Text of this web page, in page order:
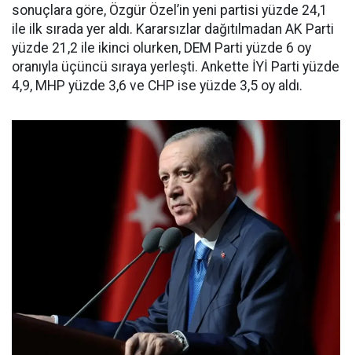
sonuçlara göre, Özgür Özel’in yeni partisi yüzde 24,1
ile ilk sırada yer aldı. Kararsızlar dağıtılmadan AK Parti
yüzde 21,2 ile ikinci olurken, DEM Parti yüzde 6 oy
oranıyla üçüncü sıraya yerleşti. Ankette İYİ Parti yüzde
4,9, MHP yüzde 3,6 ve CHP ise yüzde 3,5 oy aldı.